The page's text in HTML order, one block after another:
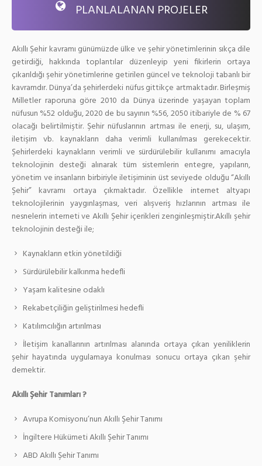
PLANLALANAN PROJELER
Akıllı Şehir kavramı günümüzde ülke ve şehir yönetimlerinin sıkça dile
getirdiği, hakkında toplantılar düzenleyip yeni fikirlerin ortaya
çıkarıldığı şehir yönetimlerine getirilen güncel ve teknoloji tabanlı bir
kavramdır. Dünya’da şehirlerdeki nüfus gittikçe artmaktadır. Birleşmiş
Milletler raporuna göre 2010 da Dünya üzerinde yaşayan toplam
nüfusun %52 olduğu, 2020 de bu sayının %56, 2050 itibariyle de % 67
olacağı belirtilmiştir. Şehir nüfuslarının artması ile enerji, su, ulaşım,
iletişim vb. kaynakların daha verimli kullanılması gerekecektir.
Şehirlerdeki kaynakların verimli ve sürdürülebilir kullanımı amacıyla
teknolojinin desteği alınarak tüm sistemlerin entegre, yapıların,
yönetim ve insanların birbiriyle iletişiminin üst seviyede olduğu “Akıllı
Şehir” kavramı ortaya çıkmaktadır. Özellikle internet altyapı
teknolojilerinin yaygınlaşması, veri alışveriş hızlarının artması ile
nesnelerin interneti ve Akıllı Şehir içerikleri zenginleşmiştir.Akıllı şehir
teknolojinin desteği ile;
Kaynakların etkin yönetildiği
Sürdürülebilir kalkınma hedefli
Yaşam kalitesine odaklı
Rekabetçiliğin geliştirilmesi hedefli
Katılımcılığın artırılması
İletişim kanallarının artırılması alanında ortaya çıkan yeniliklerin
şehir hayatında uygulamaya konulması sonucu ortaya çıkan şehir
demektir.
Akıllı Şehir Tanımları ?
Avrupa Komisyonu’nun Akıllı Şehir Tanımı
İngiltere Hükümeti Akıllı Şehir Tanımı
ABD Akıllı Şehir Tanımı